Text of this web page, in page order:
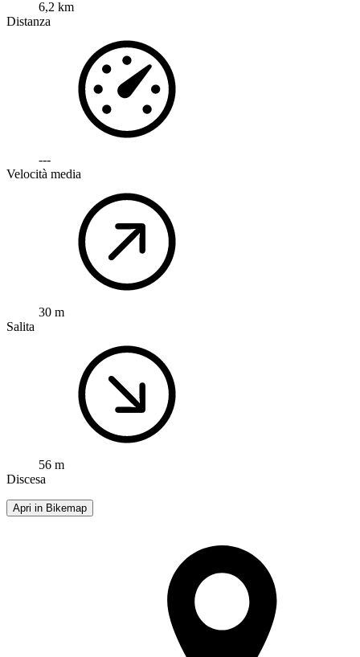
6,2 km
Distanza
---
Velocità media
30 m
Salita
56 m
Discesa
Apri in Bikemap